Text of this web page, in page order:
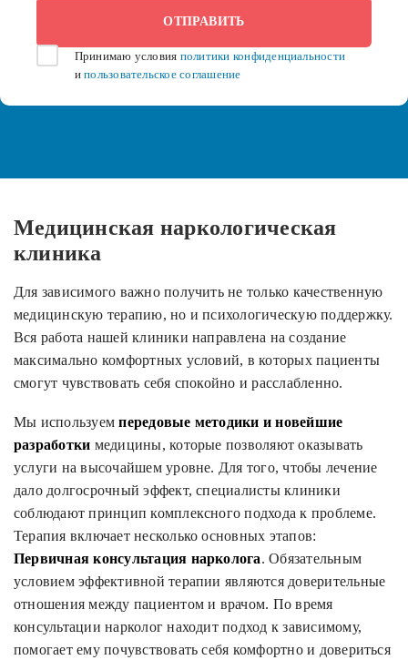
Принимаю условия политики конфиденциальности
ипользовательское соглашение
Медицинская наркологическая
клиника
Для зависимого важно получить не только качественную
медицинскую терапию, но и психологическую поддержку.
Вся работа нашей клиники направлена на создание
максимально комфортных условий, в которых пациенты
смогут чувствовать себя спокойно и расслабленно.
Мы используемпередовые методики и новейшие
разработки медицины, которые позволяют оказывать
услуги на высочайшем уровне. Для того, чтобы лечение
дало долгосрочный эффект, специалисты клиники
соблюдают принцип комплексного подхода к проблеме.
Терапия включает несколько основных этапов:
Первичная консультация нарколога. Обязательным
условием эффективной терапии являются доверительные
отношения между пациентом и врачом. По время
консультации нарколог находит подход к зависимому,
помогает ему почувствовать себя комфортно и довериться